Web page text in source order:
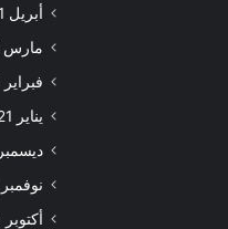
أبريل 2021
مارس 2021
فبراير 2021
يناير 2021
ديسمبر 2020
نوفمبر 2020
أكتوبر 2020